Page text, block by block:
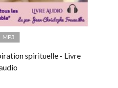
MP3
spirituelle - Livre